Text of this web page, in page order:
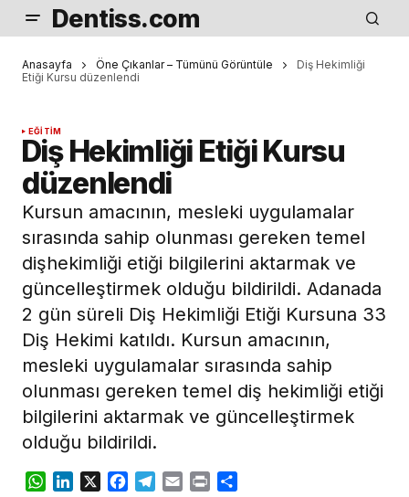
Dentiss.com
Anasayfa Öne Çıkanlar – Tümünü Görüntüle
Diş Hekimliği
Etiği Kursu düzenlendi
EĞITIM
Diş Hekimliği Etiği Kursu
düzenlendi
Kursun amacının, mesleki uygulamalar
sırasında sahip olunması gereken temel
dişhekimliği etiği bilgilerini aktarmak ve
güncelleştirmek olduğu bildirildi. Adanada
2 gün süreli Diş Hekimliği Etiği Kursuna 33
Diş Hekimi katıldı. Kursun amacının,
mesleki uygulamalar sırasında sahip
olunması gereken temel diş hekimliği etiği
bilgilerini aktarmak ve güncelleştirmek
olduğu bildirildi.
WhatsApp
LinkedIn
X Facebook
Telegram
Email Print